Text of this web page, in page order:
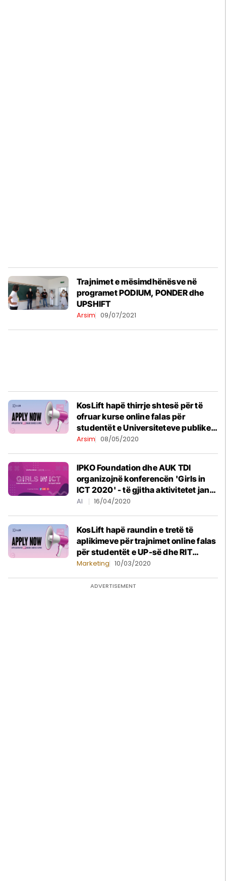
Trajnimet e mësimdhënësve në
programet PODIUM, PONDER dhe
UPSHIFT
Arsim 09/07/2021
KosLift hapë thirrje shtesë për të
ofruar kurse online falas për
studentët e Universiteteve publike
dhe RIT Kosovë (A.U.K)
Arsim 08/05/2020
IPKO Foundation dhe AUK TDI
organizojnë konferencën 'Girls in
ICT 2020' - të gjitha aktivitetet janë
falas
AI 16/04/2020
KosLift hapë raundin e tretë të
aplikimeve për trajnimet online falas
për studentët e UP-së dhe RIT
Kosovë (A.U.K)
Marketing 10/03/2020